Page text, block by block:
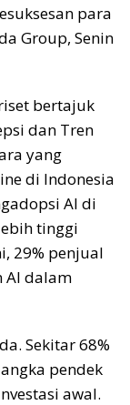
para
Group, Senin
bertajuk
dan Tren
yang
di Indonesia
AI di
tinggi
29% penjual
AI dalam
Sekitar 68%
pendek
awal.